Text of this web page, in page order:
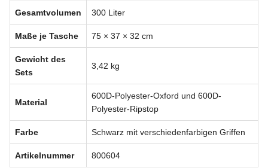
Gesamtvolumen 300 Liter
Maße je Tasche 75 × 37 × 32 cm
Gewicht des
Sets
3,42 kg
Material
600D-Polyester-Oxford und 600D-
Polyester-Ripstop
Farbe Schwarz mit verschiedenfarbigen Griffen
Artikelnummer 800604